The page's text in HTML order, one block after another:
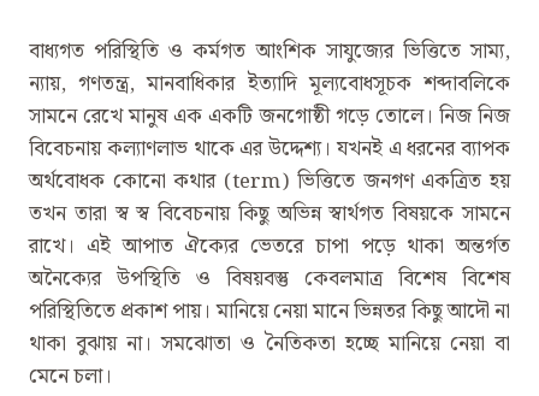
বাধ্যগত পরিস্থিতি ও কর্মগত আংশিক সাযুজ্যের ভিত্তিতে সাম্য,
ন্যায়, গণতন্ত্র, মানবাধিকার ইত্যাদি মূল্যবোধসূচক শব্দাবলিকে
সামনে রেখে মানুষ এক একটি জনগোষ্ঠী গড়ে তোলে। নিজ নিজ
বিবেচনায় কল্যাণলাভ থাকে এর উদ্দেশ্য। যখনই এ ধরনের ব্যাপক
অর্থবোধক কোনো কথার (term) ভিত্তিতে জনগণ একত্রিত হয়
তখন তারা স্ব স্ব বিবেচনায় কিছু অভিন্ন স্বার্থগত বিষয়কে সামনে
রাখে। এই আপাত ঐক্যের ভেতরে চাপা পড়ে থাকা অন্তর্গত
অনৈক্যের উপস্থিতি ও বিষয়বস্তু কেবলমাত্র বিশেষ বিশেষ
পরিস্থিতিতে প্রকাশ পায়। মানিয়ে নেয়া মানে ভিন্নতর কিছু আদৌ না
থাকা বুঝায় না। সমঝোতা ও নৈতিকতা হচ্ছে মানিয়ে নেয়া বা
মেনে চলা।